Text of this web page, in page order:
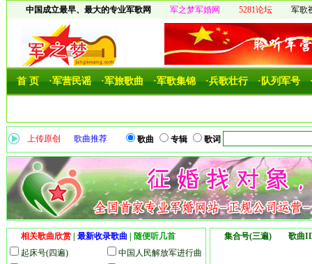
中国成立最早、最大的专业军歌网 军之梦军婚网 5281论坛 军歌
首 页 ·军营民谣 ·军旅歌曲 ·军歌集锦 ·兵歌壮行 ·队列军号
上传原创 歌曲推荐 歌曲 专辑 歌词
相关歌曲欣赏 最新收录歌曲
随便听几首
起床号(四遍)
中国人民解放军进行曲
集合号(三遍) 歌曲